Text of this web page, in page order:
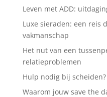
Leven met ADD:
Luxe sieraden: een reis
vakmanschap
Het nut van een
relatieproblemen
Hulp nodig bij
Waarom jouw save the